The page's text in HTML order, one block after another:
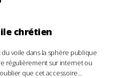
chrétien
voile dans la sphère publique
régulièrement sur internet ou
que cet accessoire...